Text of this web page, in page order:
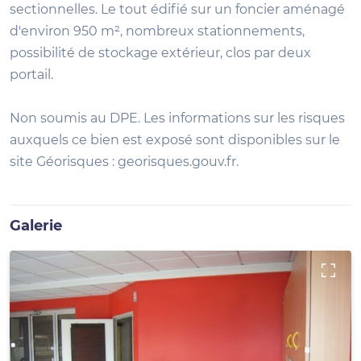
sectionnelles. Le tout édifié sur un foncier aménagé
d'environ 950 m², nombreux stationnements,
possibilité de stockage extérieur, clos par deux
portail.
Non soumis au DPE. Les informations sur les risques
auxquels ce bien est exposé sont disponibles sur le
site Géorisques : georisques.gouv.fr.
Galerie